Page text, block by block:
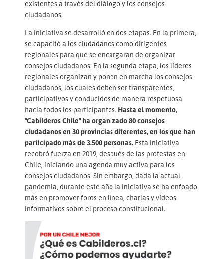
existentes a través del diálogo y los consejos
ciudadanos.
La iniciativa se desarrolló en dos etapas. En la primera,
se capacitó a los ciudadanos como dirigentes
regionales para que se encargaran de organizar
consejos ciudadanos. En la segunda etapa, los líderes
regionales organizan y ponen en marcha los consejos
ciudadanos, los cuales deben ser transparentes,
participativos y conducidos de manera respetuosa
hacia todos los participantes. Hasta el momento,
"Cabilderos Chile" ha organizado 80 consejos
ciudadanos en 30 provincias diferentes, en los que han
participado más de 3.500 personas. Esta iniciativa
recobró fuerza en 2019, después de las protestas en
Chile, iniciando una agenda muy activa para los
consejos ciudadanos. Sin embargo, dada la actual
pandemia, durante este año la iniciativa se ha enfoado
más en promover foros en línea, charlas y vídeos
informativos sobre el proceso constitucional.